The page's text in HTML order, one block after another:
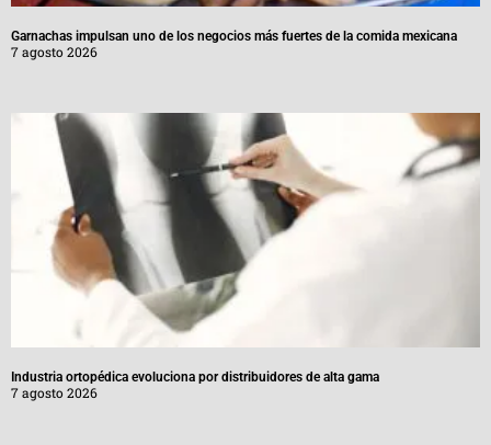
Garnachas impulsan uno de los negocios más fuertes de la comida mexicana
7 agosto 2026
Industria ortopédica evoluciona por distribuidores de alta gama
7 agosto 2026